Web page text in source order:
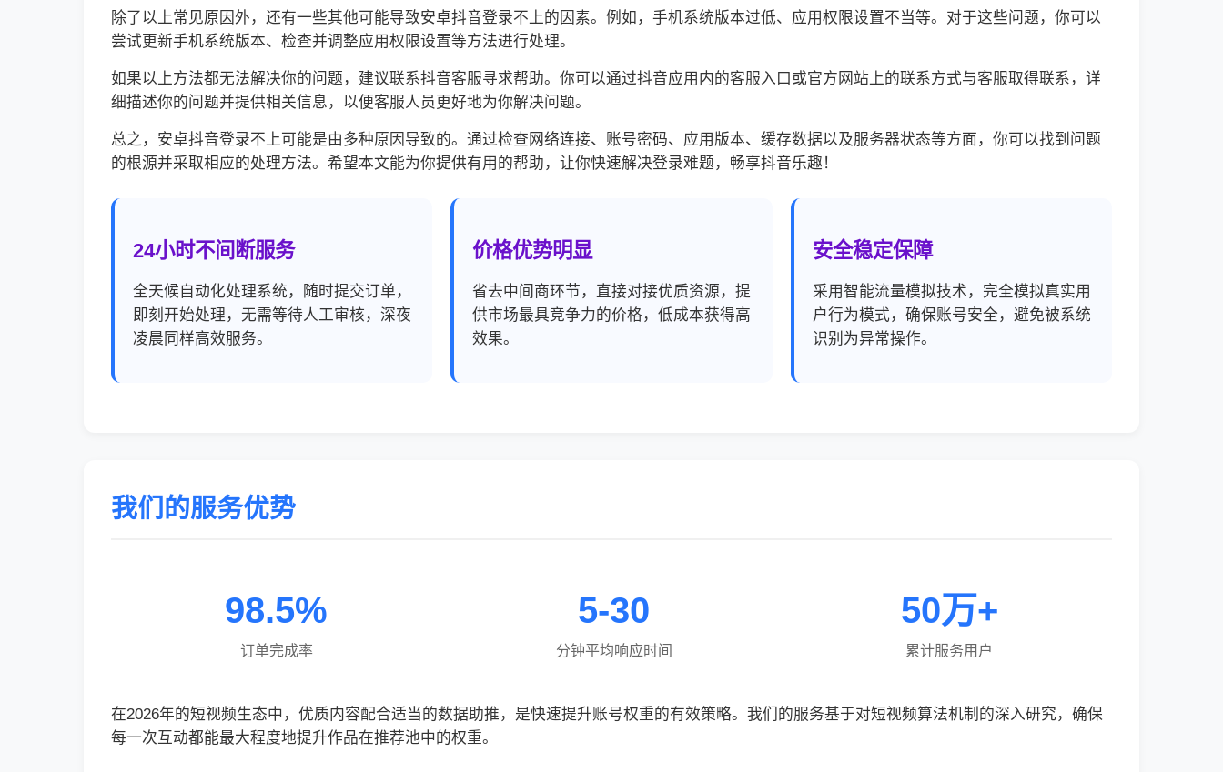
除了以上常见原因外，还有一些其他可能导致安卓抖音登录不上的因素。例如，手机系统版本过低、应用权限设置不当等。对于这些问题，你可以
尝试更新手机系统版本、检查并调整应用权限设置等方法进行处理。
如果以上方法都无法解决你的问题，建议联系抖音客服寻求帮助。你可以通过抖音应用内的客服入口或官方网站上的联系方式与客服取得联系，详
细描述你的问题并提供相关信息，以便客服人员更好地为你解决问题。
总之，安卓抖音登录不上可能是由多种原因导致的。通过检查网络连接、账号密码、应用版本、缓存数据以及服务器状态等方面，你可以找到问题
的根源并采取相应的处理方法。希望本文能为你提供有用的帮助，让你快速解决登录难题，畅享抖音乐趣！
24小时不间断服务
全天候自动化处理系统，随时提交订单，
即刻开始处理，无需等待人工审核，深夜
凌晨同样高效服务。
价格优势明显
省去中间商环节，直接对接优质资源，提
供市场最具竞争力的价格，低成本获得高
效果。
安全稳定保障
采用智能流量模拟技术，完全模拟真实用
户行为模式，确保账号安全，避免被系统
识别为异常操作。
我们的服务优势
98.5%
订单完成率
5-30
分钟平均响应时间
50万+
累计服务用户
在2026年的短视频生态中，优质内容配合适当的数据助推，是快速提升账号权重的有效策略。我们的服务基于对短视频算法机制的深入研究，确保
每一次互动都能最大程度地提升作品在推荐池中的权重。